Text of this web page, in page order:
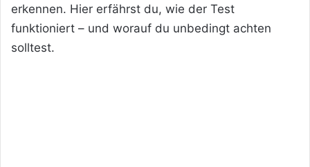
erkennen. Hier erfährst du, wie der Test
funktioniert – und worauf du unbedingt achten
solltest.